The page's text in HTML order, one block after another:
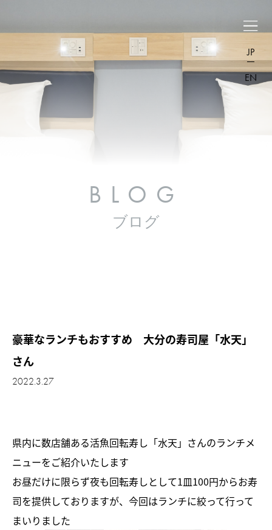
JP
EN
BLOG
ブログ
豪華なランチもおすすめ 大分の寿司屋「水天」
さん
2022.3.27
県内に数店舗ある活魚回転寿し「水天」さんのランチメ
ニューをご紹介いたします
お昼だけに限らず夜も回転寿しとして1皿100円からお寿
司を提供しておりますが、今回はランチに絞って行って
まいりました